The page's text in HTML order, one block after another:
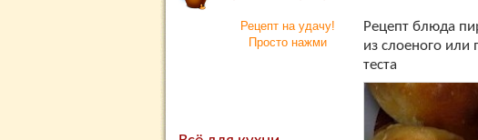
Рецепт блюда
из слоеного или
теста
Рецепт на удачу!
Просто нажми